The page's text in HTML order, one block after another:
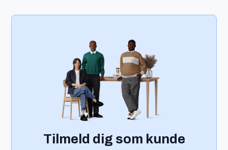
Tilmeld dig som kunde